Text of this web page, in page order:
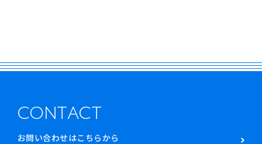
CONTACT
お問い合わせはこちらから